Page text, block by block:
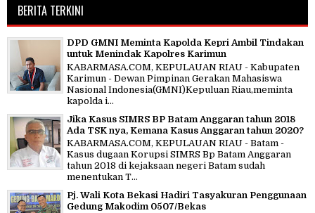
BERITA TERKINI
DPD GMNI Meminta Kapolda Kepri Ambil Tindakan
untuk Menindak Kapolres Karimun
KABARMASA.COM, KEPULAUAN RIAU - Kabupaten
Karimun - Dewan Pimpinan Gerakan Mahasiswa
Nasional Indonesia(GMNI)Kepuluan Riau,meminta
kapolda i...
Jika Kasus SIMRS BP Batam Anggaran tahun 2018
Ada TSK nya, Kemana Kasus Anggaran tahun 2020?
KABARMASA.COM, KEPULAUAN RIAU - Batam -
Kasus dugaan Korupsi SIMRS Bp Batam Anggaran
tahun 2018 di kejaksaan negeri Batam sudah
menentukan T...
Pj. Wali Kota Bekasi Hadiri Tasyakuran Penggunaan
Gedung Makodim 0507/Bekas